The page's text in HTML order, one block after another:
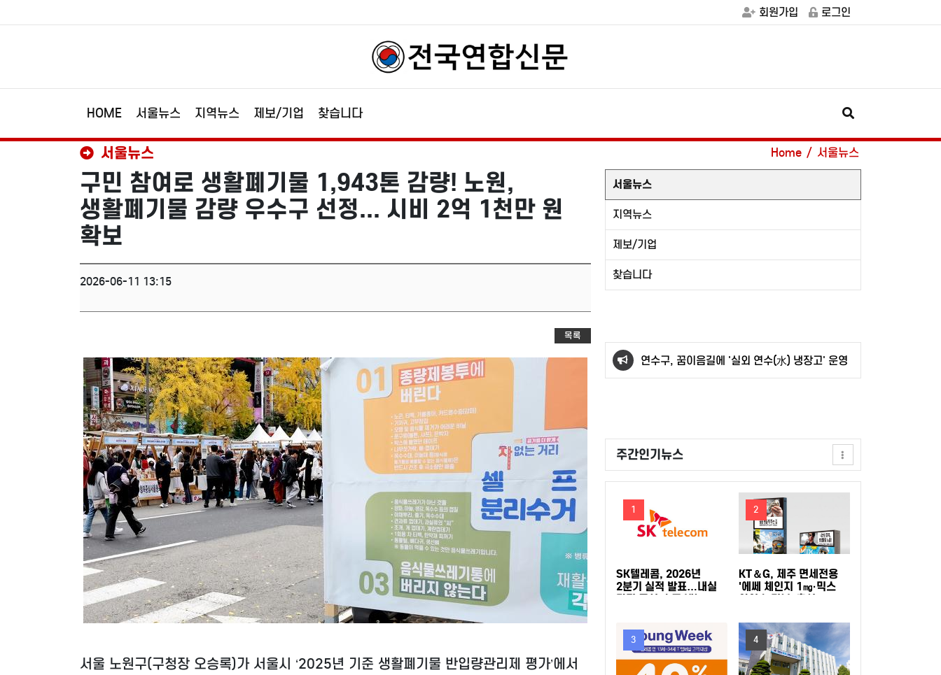
회원가입 로그인
HOME 서울뉴스 지역뉴스 제보/기업 찾습니다
서울뉴스 Home 서울뉴스
구민 참여로 생활폐기물 1,943톤 감량! 노원,
생활폐기물 감량 우수구 선정... 시비 2억 1천만 원
확보
2026-06-11 13:15
목록
서울 노원구(구청장 오승록)가 서울시 ‘2025년 기준 생활폐기물 반입량관리제 평가’에서
서울뉴스
지역뉴스
제보/기업
찾습니다
옹진군, '제10회 주섬주섬 음악회' 8월 15∼16일
연수구, 꿈이음길에 '실외 연수(水) 냉장고' 운영
황칠막걸리'
GH, 지방공기업 경영평가 2년 연속 '우수(나)' 등
급 획득
인천공항공사, 태국 민간항공교육원과 교육협력
MOU 체결
한국마사회, 남아공서 'KRA컵'개최…경마로 잇
는 한류와 말산업 교류
한국석유관리원, 고유가 시기 국민 체감형 석유
삼성드림클래스 여름캠프
LG전자, 대형 TV 구독하면 스탠바이미2 구독료
주간인기뉴스
1
SK텔레콤, 2026년
2분기 실적 발표…내실
다진 통신·속도 내는 AI
2
KT＆G, 제주 면세전용
'에쎄 체인지 1㎎·믹스
아이스 더블' 출시
3 4